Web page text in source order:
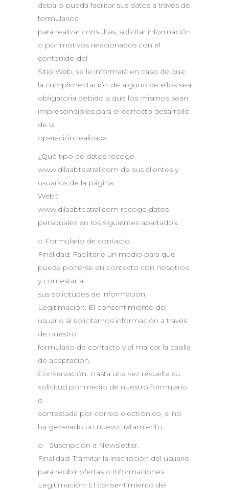
deba o pueda facilitar sus datos a través de
formularios
para realizar consultas, solicitar información
o por motivos relacionados con el
contenido del
Sitio Web, se le informará en caso de que
la cumplimentación de alguno de ellos sea
obligatoria debido a que los mismos sean
imprescindibles para el correcto desarrollo
de la
operación realizada.
¿Qué tipo de datos recoge
www.dilaabteatral.com de sus clientes y
usuarios de la página
Web?
www.dilaabteatral.com recoge datos
personales en los siguientes apartados:
o Formulario de contacto.
Finalidad: Facilitarle un medio para que
pueda ponerse en contacto con nosotros
y contestar a
sus solicitudes de información.
Legitimación: El consentimiento del
usuario al solicitarnos información a través
de nuestro
formulario de contacto y al marcar la casilla
de aceptación.
Conservación: Hasta una vez resuelta su
solicitud por medio de nuestro formulario
o
contestada por correo electrónico, si no
ha generado un nuevo tratamiento.
o Suscripción a Newsletter.
Finalidad: Tramitar la inscripción del usuario
para recibir ofertas o informaciones.
Legitimación: El consentimiento del